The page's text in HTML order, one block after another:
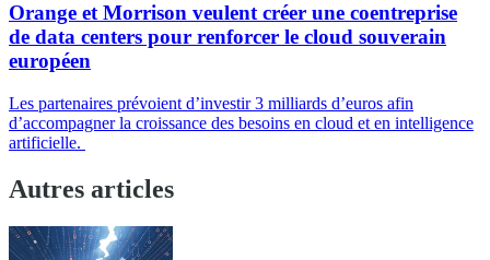
Orange et Morrison veulent créer une coentreprise
de data centers pour renforcer le cloud souverain
européen
Les partenaires prévoient d’investir 3 milliards d’euros afin
d’accompagner la croissance des besoins en cloud et en intelligence
artificielle.
Autres articles